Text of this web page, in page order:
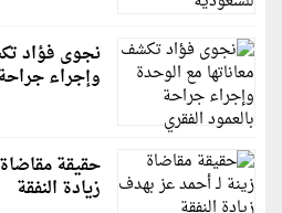
نجوى فؤاد
وإجراء
حقيقة
زيادة النفقة